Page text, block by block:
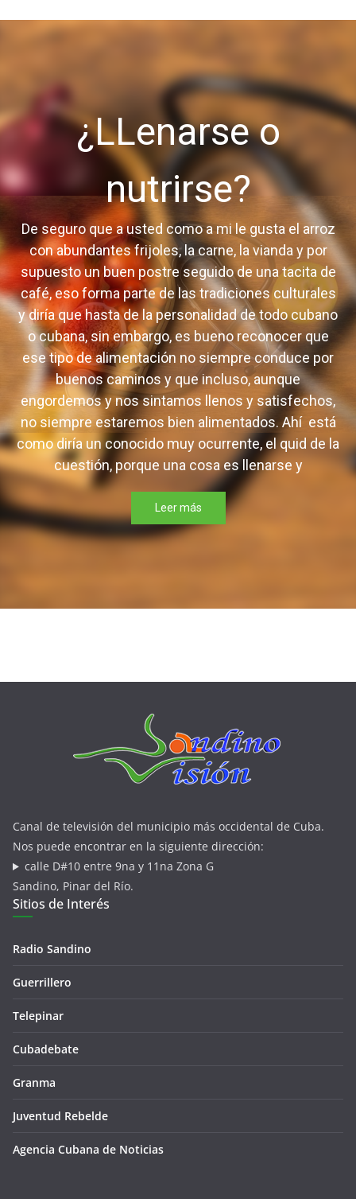
¿LLenarse o
nutrirse?
De seguro que a usted como a mi le gusta el arroz
con abundantes frijoles, la carne, la vianda y por
supuesto un buen postre seguido de una tacita de
café, eso forma parte de las tradiciones culturales
y diría que hasta de la personalidad de todo cubano
o cubana, sin embargo, es bueno reconocer que
ese tipo de alimentación no siempre conduce por
buenos caminos y que incluso, aunque
engordemos y nos sintamos llenos y satisfechos,
no siempre estaremos bien alimentados. Ahí está
como diría un conocido muy ocurrente, el quid de la
cuestión, porque una cosa es llenarse y
Leer más
Canal de televisión del municipio más occidental de Cuba.
Nos puede encontrar en la siguiente dirección:
calle D#10 entre 9na y 11na Zona G
Sandino, Pinar del Río.
Sitios de Interés
Radio Sandino
Guerrillero
Telepinar
Cubadebate
Granma
Juventud Rebelde
Agencia Cubana de Noticias